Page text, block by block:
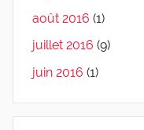
août 2016 (1)
juillet 2016 (9)
juin 2016 (1)